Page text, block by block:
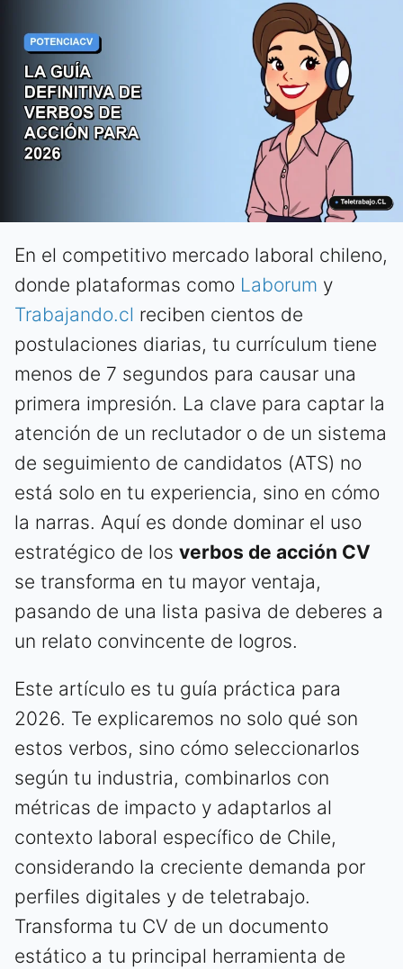
En el competitivo mercado laboral chileno,
donde plataformas como Laborum y
Trabajando.cl reciben cientos de
postulaciones diarias, tu currículum tiene
menos de 7 segundos para causar una
primera impresión. La clave para captar la
atención de un reclutador o de un sistema
de seguimiento de candidatos (ATS) no
está solo en tu experiencia, sino en cómo
la narras. Aquí es donde dominar el uso
estratégico de los verbos de acción CV
se transforma en tu mayor ventaja,
pasando de una lista pasiva de deberes a
un relato convincente de logros.
Este artículo es tu guía práctica para
2026. Te explicaremos no solo qué son
estos verbos, sino cómo seleccionarlos
según tu industria, combinarlos con
métricas de impacto y adaptarlos al
contexto laboral específico de Chile,
considerando la creciente demanda por
perfiles digitales y de teletrabajo.
Transforma tu CV de un documento
estático a tu principal herramienta de